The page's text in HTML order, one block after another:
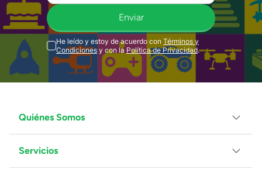
Enviar
He leído y estoy de acuerdo con Términos y
Condiciones y con la Política de Privacidad.
Quiénes Somos
Grupo Juguetron
Servicios